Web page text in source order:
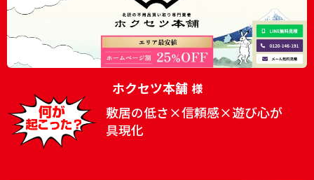
ホクセツ本舗 様
敷居の低さ×信頼感×遊び心が
具現化